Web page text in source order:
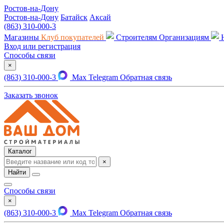
Ростов-на-Дону
Ростов-на-Дону Батайск Аксай
(863) 310-000-3
Магазины Клуб покупателей Строителям Организациям
Вход или регистрация
Способы связи
×
(863) 310-000-3 Max Telegram Обратная связь
Заказать звонок
Каталог
×
Найти
Способы связи
×
(863) 310-000-3 Max Telegram Обратная связь